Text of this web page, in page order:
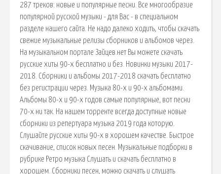
287 треков: новые и популярные песни. Все многообразие
популярной русской музыки - для Вас - в специальном
разделе нашего сайта. Не надо далеко ходить, чтобы скачать
свежие музыкальные релизы сборников и альбомов через.
На музыкальном портале Зайцев.нет Вы можете скачать
русские хиты 90-х бесплатно и без. Новинки музыки 2017-
2018. Сборники и альбомы 2017-2018 скачать бесплатно
без регистрации через. Музыка 80-х и 90-х альбомами.
Альбомы 80-х и 90-х годов самые популярные, вот песни
70-х ни так. На нашем торренте всегда доступные новые
сборники из репертуара музыка 2019 года которую.
Слушайте русские хиты 90-х в хорошем качестве. Быстрое
скачивание, список новых песен. Музыкальные подборки в
рубрике Ретро музыка Слушать и скачать бесплатно в
хорошем. Сборники песен, можно скачать и слушать